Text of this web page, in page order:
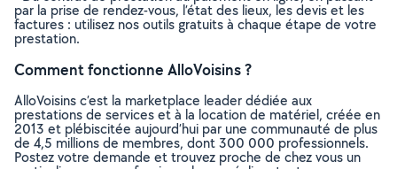
par la prise de rendez-vous, l’état des lieux, les devis et les
factures : utilisez nos outils gratuits à chaque étape de votre
prestation.
Comment fonctionne AlloVoisins ?
AlloVoisins c’est la marketplace leader dédiée aux
prestations de services et à la location de matériel, créée en
2013 et plébiscitée aujourd’hui par une communauté de plus
de 4,5 millions de membres, dont 300 000 professionnels.
Postez votre demande et trouvez proche de chez vous un